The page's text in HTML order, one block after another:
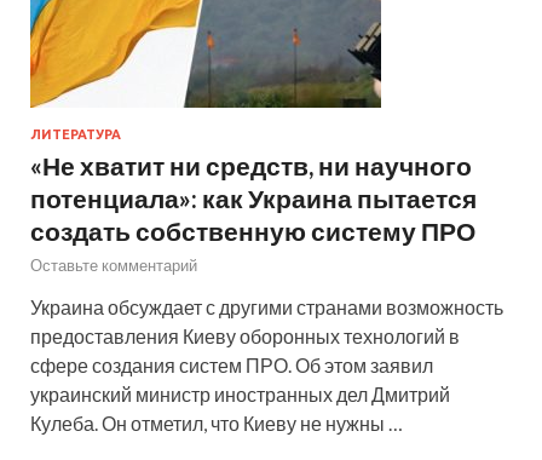
ЛИТЕРАТУРА
«Не хватит ни средств, ни научного
потенциала»: как Украина пытается
создать собственную систему ПРО
Оставьте комментарий
Украина обсуждает с другими странами возможность
предоставления Киеву оборонных технологий в
сфере создания систем ПРО. Об этом заявил
украинский министр иностранных дел Дмитрий
Кулеба. Он отметил, что Киеву не нужны …